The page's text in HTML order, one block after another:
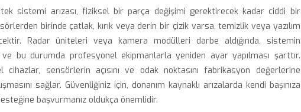
sistemi arızası, fiziksel bir parça değişimi gerektirecek kadar ciddi bir
birinde çatlak, kırık veya derin bir çizik varsa, temizlik veya yazılım
Radar üniteleri veya kamera modülleri darbe aldığında, sistemin
bu durumda profesyonel ekipmanlarla yeniden ayar yapılması şarttır.
sensörlerin açısını ve odak noktasını fabrikasyon değerlerine
sağlar. Güvenliğiniz için, donanım kaynaklı arızalarda kendi başınıza
başvurmanız oldukça önemlidir.